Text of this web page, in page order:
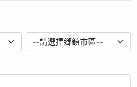
個人資料時，即視為您已瞭解上述相
令允許範圍內蒐集、處理及利用您的
作出解釋或裁決。;